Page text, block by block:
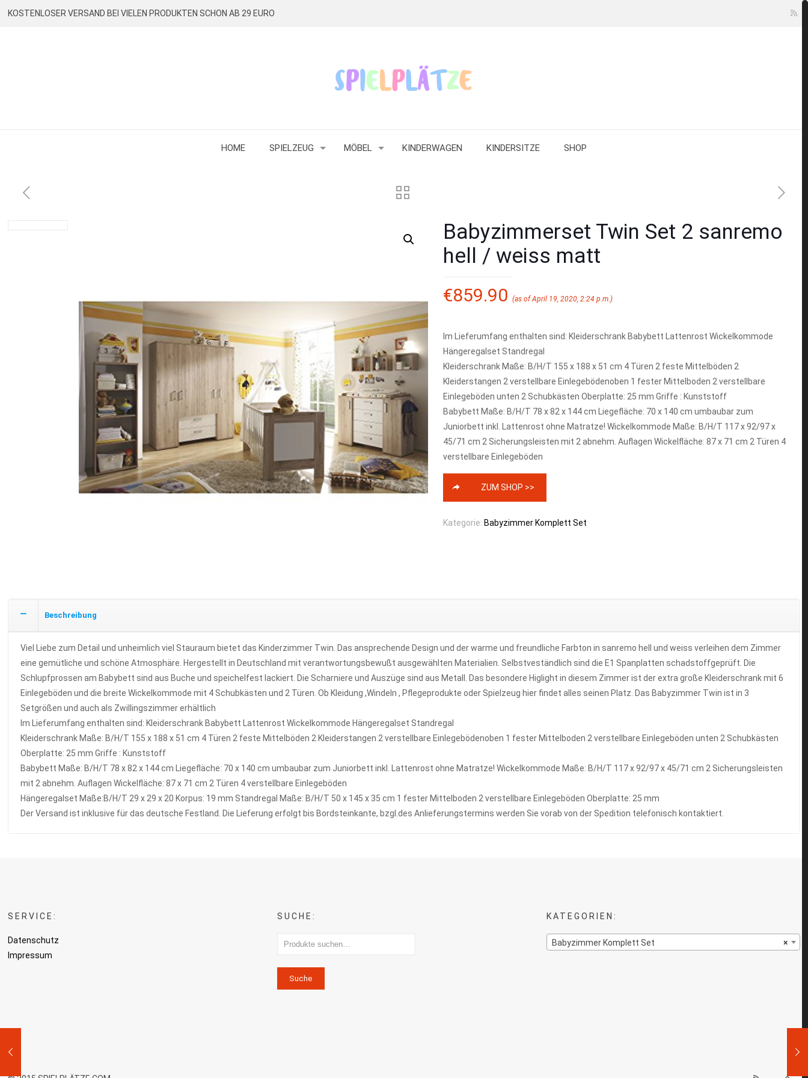
KOSTENLOSER VERSAND BEI VIELEN PRODUKTEN SCHON AB 29 EURO
HOME SPIELZEUG MÖBEL KINDERWAGEN KINDERSITZE SHOP
Babyzimmerset Twin Set 2 sanremo
hell / weiss matt
€859.90 (as of April 19, 2020, 2:24 p.m.)
Im Lieferumfang enthalten sind: Kleiderschrank Babybett Lattenrost Wickelkommode
Hängeregalset Standregal
Kleiderschrank Maße: B/H/T 155 x 188 x 51 cm 4 Türen 2 feste Mittelböden 2
Kleiderstangen 2 verstellbare Einlegebödenoben 1 fester Mittelboden 2 verstellbare
Einlegeböden unten 2 Schubkästen Oberplatte: 25 mm Griffe : Kunststoff
Babybett Maße: B/H/T 78 x 82 x 144 cm Liegefläche: 70 x 140 cm umbaubar zum
Juniorbett inkl. Lattenrost ohne Matratze! Wickelkommode Maße: B/H/T 117 x 92/97 x
45/71 cm 2 Sicherungsleisten mit 2 abnehm. Auflagen Wickelfläche: 87 x 71 cm 2 Türen 4
verstellbare Einlegeböden
ZUM SHOP >>
Kategorie: Babyzimmer Komplett Set
Beschreibung
Viel Liebe zum Detail und unheimlich viel Stauraum bietet das Kinderzimmer Twin. Das ansprechende Design und der warme und freundliche Farbton in sanremo hell und weiss verleihen dem Zimmer
eine gemütliche und schöne Atmosphäre. Hergestellt in Deutschland mit verantwortungsbewußt ausgewählten Materialien. Selbstveständlich sind die E1 Spanplatten schadstoffgeprüft. Die
Schlupfprossen am Babybett sind aus Buche und speichelfest lackiert. Die Scharniere und Auszüge sind aus Metall. Das besondere Higlight in diesem Zimmer ist der extra große Kleiderschrank mit 6
Einlegeböden und die breite Wickelkommode mit 4 Schubkästen und 2 Türen. Ob Kleidung ,Windeln , Pflegeprodukte oder Spielzeug hier findet alles seinen Platz. Das Babyzimmer Twin ist in 3
Setgrößen und auch als Zwillingszimmer erhältlich
Im Lieferumfang enthalten sind: Kleiderschrank Babybett Lattenrost Wickelkommode Hängeregalset Standregal
Kleiderschrank Maße: B/H/T 155 x 188 x 51 cm 4 Türen 2 feste Mittelböden 2 Kleiderstangen 2 verstellbare Einlegebödenoben 1 fester Mittelboden 2 verstellbare Einlegeböden unten 2 Schubkästen
Oberplatte: 25 mm Griffe : Kunststoff
Babybett Maße: B/H/T 78 x 82 x 144 cm Liegefläche: 70 x 140 cm umbaubar zum Juniorbett inkl. Lattenrost ohne Matratze! Wickelkommode Maße: B/H/T 117 x 92/97 x 45/71 cm 2 Sicherungsleisten
mit 2 abnehm. Auflagen Wickelfläche: 87 x 71 cm 2 Türen 4 verstellbare Einlegeböden
Hängeregalset Maße:B/H/T 29 x 29 x 20 Korpus: 19 mm Standregal Maße: B/H/T 50 x 145 x 35 cm 1 fester Mittelboden 2 verstellbare Einlegeböden Oberplatte: 25 mm
Der Versand ist inklusive für das deutsche Festland. Die Lieferung erfolgt bis Bordsteinkante, bzgl.des Anlieferungstermins werden Sie vorab von der Spedition telefonisch kontaktiert.
SERVICE:
Datenschutz
Impressum
SUCHE:
Suche
KATEGORIEN:
×
Babyzimmer Komplett Set